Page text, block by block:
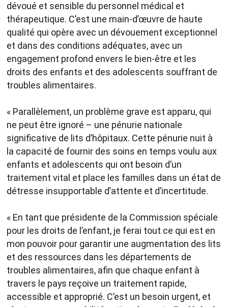
dévoué et sensible du personnel médical et
thérapeutique. C’est une main-d’œuvre de haute
qualité qui opère avec un dévouement exceptionnel
et dans des conditions adéquates, avec un
engagement profond envers le bien-être et les
droits des enfants et des adolescents souffrant de
troubles alimentaires.
« Parallèlement, un problème grave est apparu, qui
ne peut être ignoré – une pénurie nationale
significative de lits d’hôpitaux. Cette pénurie nuit à
la capacité de fournir des soins en temps voulu aux
enfants et adolescents qui ont besoin d’un
traitement vital et place les familles dans un état de
détresse insupportable d’attente et d’incertitude.
« En tant que présidente de la Commission spéciale
pour les droits de l’enfant, je ferai tout ce qui est en
mon pouvoir pour garantir une augmentation des lits
et des ressources dans les départements de
troubles alimentaires, afin que chaque enfant à
travers le pays reçoive un traitement rapide,
accessible et approprié. C’est un besoin urgent, et